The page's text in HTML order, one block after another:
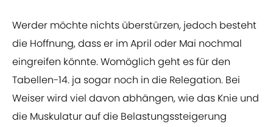
Werder möchte nichts überstürzen, jedoch besteht
die Hoffnung, dass er im April oder Mai nochmal
eingreifen könnte. Womöglich geht es für den
Tabellen-14. ja sogar noch in die Relegation. Bei
Weiser wird viel davon abhängen, wie das Knie und
die Muskulatur auf die Belastungssteigerung